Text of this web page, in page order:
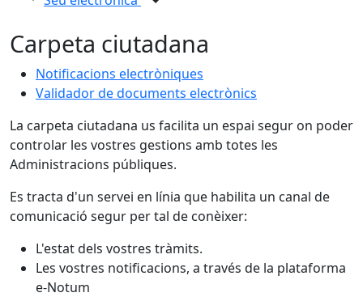
Carpeta ciutadana
Notificacions electròniques
Validador de documents electrònics
La carpeta ciutadana us facilita un espai segur on poder
controlar les vostres gestions amb totes les
Administracions públiques.
Es tracta d'un servei en línia que habilita un canal de
comunicació segur per tal de conèixer:
L'estat dels vostres tràmits.
Les vostres notificacions, a través de la plataforma
e-Notum